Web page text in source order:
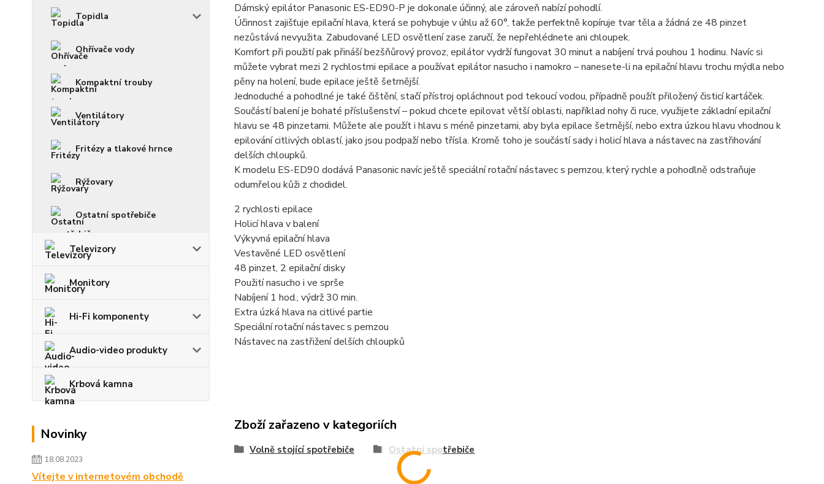
Topidla
Ohřívače vody
Kompaktní trouby
Ventilátory
Fritézy a tlakové hrnce
Rýžovary
Ostatní spotřebiče
Televizory
Monitory
Hi-Fi komponenty
Audio-video produkty
Krbová kamna
Novinky
18.08.2023
Vítejte v internetovém obchodě
Dámský epilátor Panasonic ES-ED90-P je dokonale účinný, ale zároveň nabízí pohodlí.
Účinnost zajišťuje epilační hlava, která se pohybuje v úhlu až 60°, takže perfektně kopíruje tvar těla a žádná ze 48 pinzet
nezůstává nevyužita. Zabudované LED osvětlení zase zaručí, že nepřehlédnete ani chloupek.
Komfort při použití pak přináší bezšňůrový provoz, epilátor vydrží fungovat 30 minut a nabíjení trvá pouhou 1 hodinu. Navíc si
můžete vybrat mezi 2 rychlostmi epilace a používat epilátor nasucho i namokro – nanesete-li na epilační hlavu trochu mýdla nebo
pěny na holení, bude epilace ještě šetrnější.
Jednoduché a pohodlné je také čištění, stačí přístroj opláchnout pod tekoucí vodou, případně použít přiložený čisticí kartáček.
Součástí balení je bohaté příslušenství – pokud chcete epilovat větší oblasti, například nohy či ruce, využijete základní epilační
hlavu se 48 pinzetami. Můžete ale použít i hlavu s méně pinzetami, aby byla epilace šetrnější, nebo extra úzkou hlavu vhodnou k
epilování citlivých oblastí, jako jsou podpaží nebo třísla. Kromě toho je součástí sady i holicí hlava a nástavec na zastřihování
delších chloupků.
K modelu ES-ED90 dodává Panasonic navíc ještě speciální rotační nástavec s pemzou, který rychle a pohodlně odstraňuje
odumřelou kůži z chodidel.
2 rychlosti epilace
Holicí hlava v balení
Výkyvná epilační hlava
Vestavěné LED osvětlení
48 pinzet, 2 epilační disky
Použití nasucho i ve sprše
Nabíjení 1 hod., výdrž 30 min.
Extra úzká hlava na citlivé partie
Speciální rotační nástavec s pemzou
Nástavec na zastřižení delších chloupků
Zboží zařazeno v kategoriích
Volně stojící spotřebiče Ostatní spotřebiče